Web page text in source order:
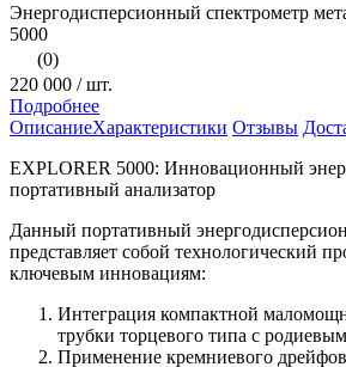
Энергодисперсионный спектрометр
5000
(0)
220 000 / шт.
Подробнее
ОписаниеХарактеристики Отзывы
EXPLORER 5000: Инновационный
портативный анализатор
Данный портативный
представляет собой технологический
ключевым инновациям:
Интеграция компактной
трубки торцевого типа с
Применение кремниевого